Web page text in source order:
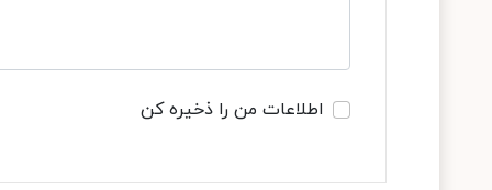
اطلاعات من را ذخیره کن